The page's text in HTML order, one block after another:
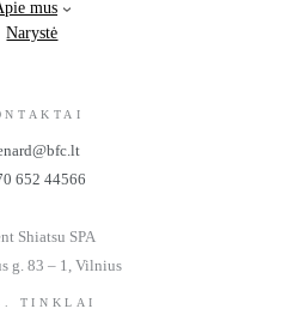
mus
Narystė
652 44566
Shiatsu SPA
g. 83 – 1, Vilnius
TINKLAI